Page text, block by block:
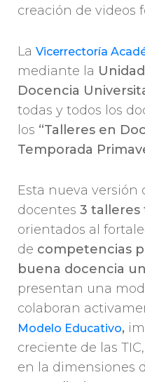
creación de videos
La Vicerrectoría
mediante la
Docencia
todas y todos los
los “Talleres en
Temporada
Esta nueva versión
docentes 3 talleres
orientados al
de competencias
buena docencia
presentan una
colaboran
Modelo Educativo,
creciente de las
en la dimensiones